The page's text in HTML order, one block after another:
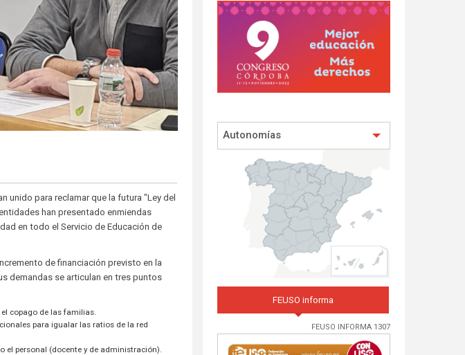
unido para reclamar que la futura "Ley del
han presentado enmiendas
en todo el Servicio de Educación de
de financiación previsto en la
demandas se articulan en tres puntos
copago de las familias.
para igualar las ratios de la red
el personal (docente y de administración).
Autonomías
FEUSO informa
FEUSO INFORMA 1307